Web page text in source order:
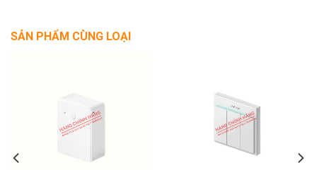
SẢN PHẨM CÙNG LOẠI